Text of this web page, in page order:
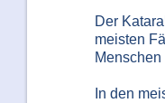
Der
meisten
In den